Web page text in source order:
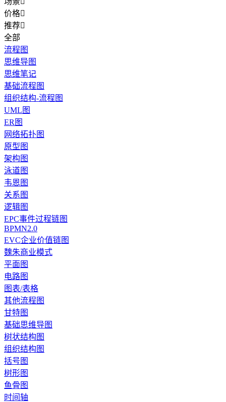
价格
推荐
全部
流程图
思维导图
思维笔记
基础流程图
组织结构-流程图
UML图
ER图
网络拓扑图
原型图
架构图
泳道图
韦恩图
关系图
逻辑图
EPC事件过程链图
BPMN2.0
EVC企业价值链图
魏朱商业模式
平面图
电路图
图表/表格
其他流程图
甘特图
基础思维导图
树状结构图
组织结构图
括号图
树形图
鱼骨图
时间轴